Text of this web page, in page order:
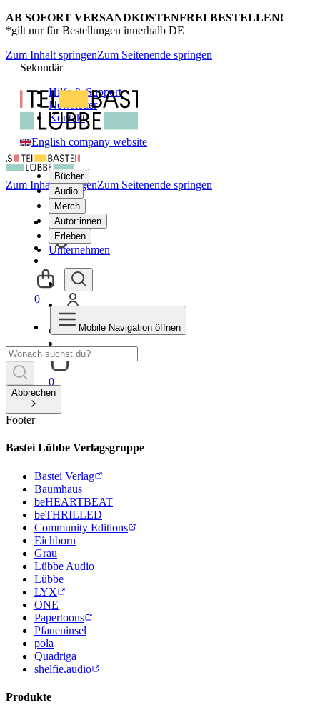
AB SOFORT VERSANDKOSTENFREI BESTELLEN!
*gilt nur für Bestellungen innerhalb DE
Zum Inhalt springenZum Seitenende springen
Sekundär
Hilfe & Support
Newsletter
Kontakt
English company website
Bücher
Audio
Merch
Autor:innen
Erleben
Unternehmen
0
Zum Inhalt springenZum Seitenende springen
0
Mobile Navigation öffnen
Abbrechen
Footer
Bastei Lübbe Verlagsgruppe
Bastei Verlag
Baumhaus
beHEARTBEAT
beTHRILLED
Community Editions
Eichborn
Grau
Lübbe Audio
Lübbe
LYX
ONE
Papertoons
Pfaueninsel
pola
Quadriga
shelfie.audio
Produkte